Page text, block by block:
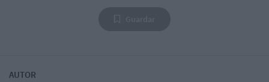
AUTOR